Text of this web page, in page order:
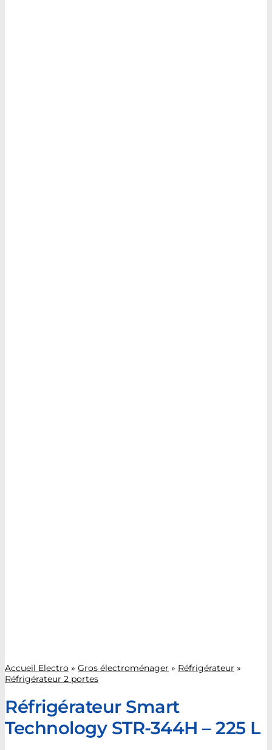
Accueil Electro » Gros électroménager » Réfrigérateur »
Réfrigérateur 2 portes
Réfrigérateur Smart
Technology STR-344H – 225 L